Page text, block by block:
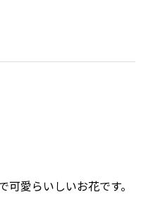
愛らいしいお花です。